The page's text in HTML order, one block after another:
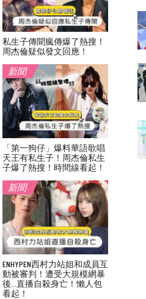
私生子傳聞瘋傳爆了熱搜！
周杰倫疑似發文回應！
新聞
「第一狗仔」爆料華語歌唱
天王有私生子！周杰倫私生
子爆了熱搜！時間線看起！
新聞
ENHYPEN西村力站姐和成員互
動被審判！遭受大規模網暴
後…直播自殺身亡！懶人包
看起！